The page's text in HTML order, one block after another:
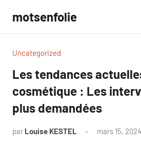
contenu
motsenfolie
Uncategorized
Les tendances
cosmétique : Les
plus demandées
par Louise KESTEL mars 15, 2024